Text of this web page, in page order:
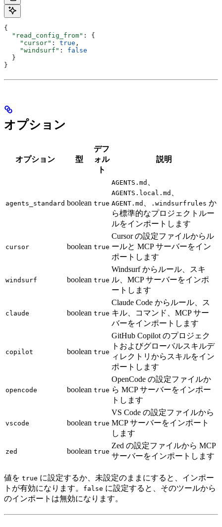
{
  "read_config_from"
: {
    "cursor"
: true ,
    "windsurf"
: false
  }
}
オプション
オプション 型
デフ
ォル
ト
説明
agents_standard boolean true
AGENTS.md
AGENTS.local.md
AGENT.md .windsurfrules か
ら標準的なプロジェクトルー
ルをインポートします
cursor boolean true
Cursor の設定ファイルからル
ールと MCP サーバーをイン
ポートします
windsurf boolean true
Windsurf からルール、スキ
ル、MCP サーバーをインポ
ートします
claude boolean true
Claude Code からルール、ス
キル、コマンド、MCP サー
バーをインポートします
copilot boolean true
GitHub Copilot のプロジェク
トおよびグローバルスキルデ
ィレクトリからスキルをイン
ポートします
opencode boolean true
OpenCode の設定ファイルか
ら MCP サーバーをインポー
トします
vscode boolean true
VS Code の設定ファイルから
MCP サーバーをインポート
します
zed boolean true
Zed の設定ファイルから MCP
サーバーをインポートします
値を true に設定するか、未設定のままにすると、インポー
トが有効になります。
false に設定すると、そのツールから
のインポートは無効になります。